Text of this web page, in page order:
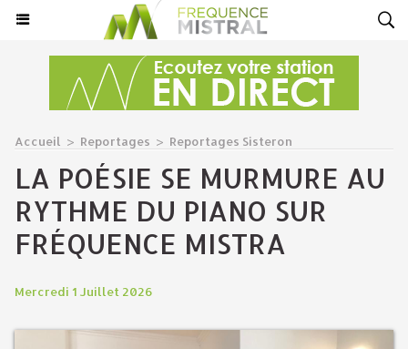
Accueil > Reportages > Reportages Sisteron
LA POÉSIE SE MURMURE AU
RYTHME DU PIANO SUR
FRÉQUENCE MISTRA
Mercredi 1 Juillet 2026